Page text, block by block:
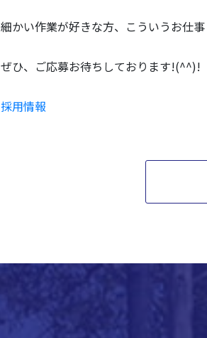
細かい作業が好きな方、こういうお仕
ぜひ、ご応募お待ちしております!(^^)!
採用情報